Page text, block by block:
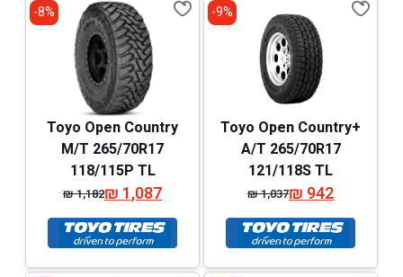
9%-
Toyo Open Country+
A/T 265/70R17
121/118S TL
₪1,037
המחיר
המקורי
היה:
₪ 1,037.
₪942
המחיר
הנוכחי
הוא:
₪ 942.
8%-
Toyo Open Country
M/T 265/70R17
118/115P TL
₪1,182
המחיר
המקורי
היה:
₪ 1,182.
₪1,087
המחיר
הנוכחי
הוא:
₪ 1,087.